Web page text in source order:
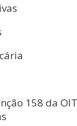
158 da